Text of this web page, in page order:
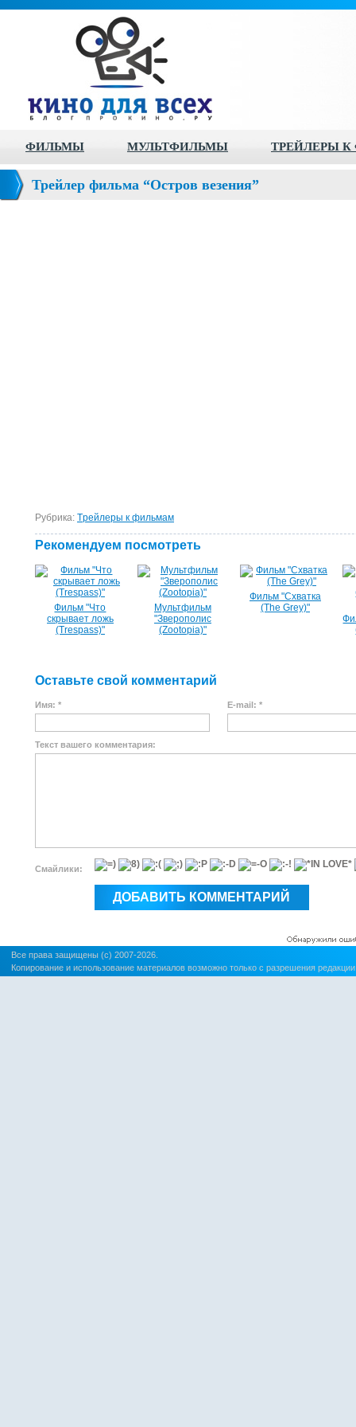
ФИЛЬМЫ МУЛЬТФИЛЬМЫ ТРЕЙЛЕРЫ
Трейлер фильма “Остров везения”
Рубрика: Tрейлеры к фильмам
Рекомендуем посмотреть
Фильм "Что
скрывает ложь
(Trespass)"
Мультфильм
"Зверополис
(Zootopia)"
Фильм "Схватка
(The Grey)"
Оставьте свой комментарий
Имя: * E-mail: *
Текст вашего комментария:
Смайлики:
Все права защищены (c) 2007-2026.
Копирование и использование материалов возможно только с разрешения